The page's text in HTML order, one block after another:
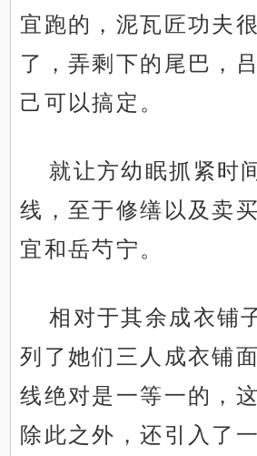
宜跑的，泥瓦匠功夫
了，弄剩下的尾巴，
己可以搞定。
就让方幼眠抓紧时
线，至于修缮以及卖
宜和岳芍宁。
相对于其余成衣铺
列了她们三人成衣铺
线绝对是一等一的，
除此之外，还引入了